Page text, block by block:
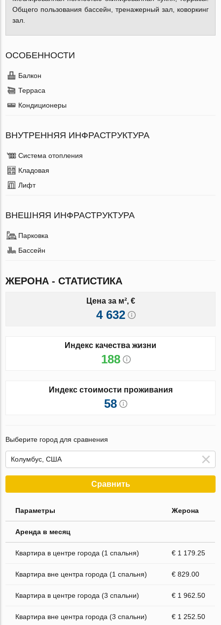
Общего пользования бассейн, тренажерный зал, коворкинг
зал.
ОСОБЕННОСТИ
Балкон
Терраса
Кондиционеры
ВНУТРЕННЯЯ ИНФРАСТРУКТУРА
Система отопления
Кладовая
Лифт
ВНЕШНЯЯ ИНФРАСТРУКТУРА
Парковка
Бассейн
ЖЕРОНА - СТАТИСТИКА
Цена за м², €
4 632
Индекс качества жизни
188
Индекс стоимости проживания
58
Выберите город для сравнения
Сравнить
Параметры Жерона
Аренда в месяц
Квартира в центре города (1 спальня) € 1 179.25
Квартира вне центра города (1 спальня) € 829.00
Квартира в центре города (3 спальни) € 1 962.50
Квартира вне центра города (3 спальни) € 1 252.50